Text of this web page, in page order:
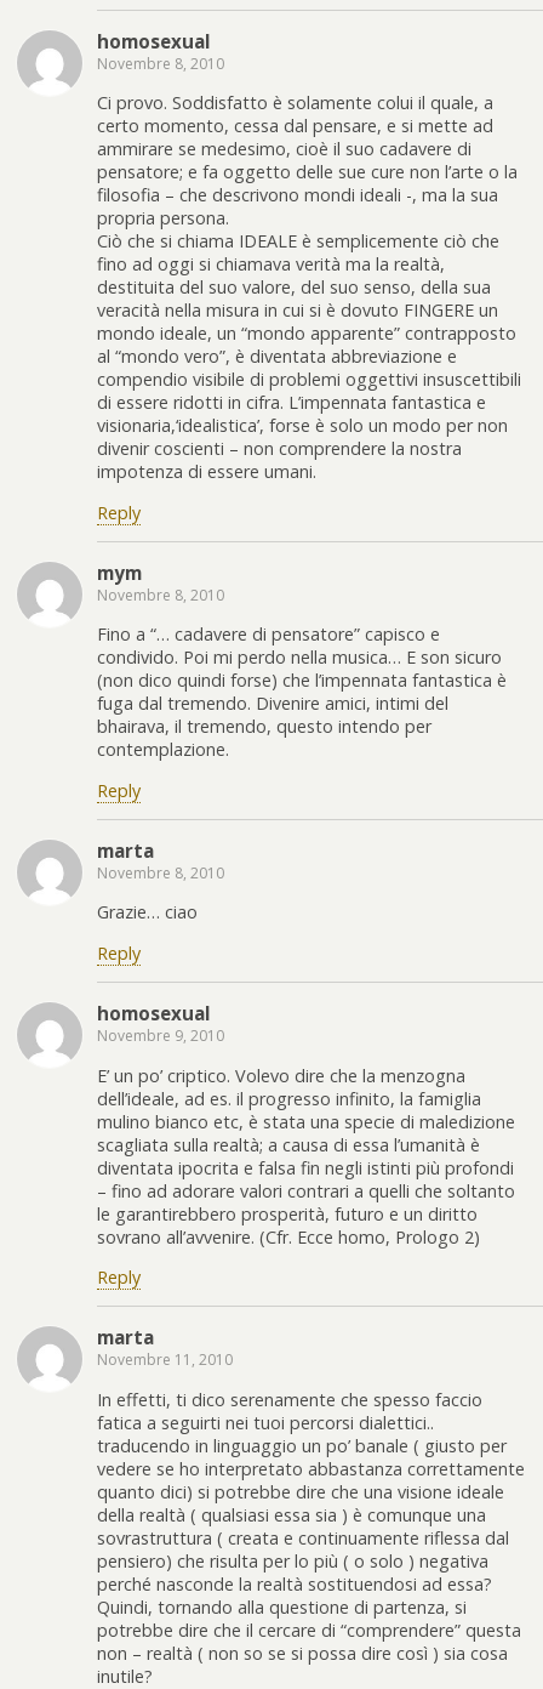
homosexual
Novembre 8, 2010
Ci provo. Soddisfatto è solamente colui il quale, a
certo momento, cessa dal pensare, e si mette ad
ammirare se medesimo, cioè il suo cadavere di
pensatore; e fa oggetto delle sue cure non l’arte o la
filosofia – che descrivono mondi ideali -, ma la sua
propria persona.
Ciò che si chiama IDEALE è semplicemente ciò che
fino ad oggi si chiamava verità ma la realtà,
destituita del suo valore, del suo senso, della sua
veracità nella misura in cui si è dovuto FINGERE un
mondo ideale, un “mondo apparente” contrapposto
al “mondo vero”, è diventata abbreviazione e
compendio visibile di problemi oggettivi insuscettibili
di essere ridotti in cifra. L’impennata fantastica e
visionaria,‘idealistica’, forse è solo un modo per non
divenir coscienti – non comprendere la nostra
impotenza di essere umani.
Reply
mym
Novembre 8, 2010
Fino a “… cadavere di pensatore” capisco e
condivido. Poi mi perdo nella musica… E son sicuro
(non dico quindi forse) che l’impennata fantastica è
fuga dal tremendo. Divenire amici, intimi del
bhairava, il tremendo, questo intendo per
contemplazione.
Reply
marta
Novembre 8, 2010
Grazie… ciao
Reply
homosexual
Novembre 9, 2010
E’ un po’ criptico. Volevo dire che la menzogna
dell’ideale, ad es. il progresso infinito, la famiglia
mulino bianco etc, è stata una specie di maledizione
scagliata sulla realtà; a causa di essa l’umanità è
diventata ipocrita e falsa fin negli istinti più profondi
– fino ad adorare valori contrari a quelli che soltanto
le garantirebbero prosperità, futuro e un diritto
sovrano all’avvenire. (Cfr. Ecce homo, Prologo 2)
Reply
marta
Novembre 11, 2010
In effetti, ti dico serenamente che spesso faccio
fatica a seguirti nei tuoi percorsi dialettici..
traducendo in linguaggio un po’ banale ( giusto per
vedere se ho interpretato abbastanza correttamente
quanto dici) si potrebbe dire che una visione ideale
della realtà ( qualsiasi essa sia ) è comunque una
sovrastruttura ( creata e continuamente riflessa dal
pensiero) che risulta per lo più ( o solo ) negativa
perché nasconde la realtà sostituendosi ad essa?
Quindi, tornando alla questione di partenza, si
potrebbe dire che il cercare di “comprendere” questa
non – realtà ( non so se si possa dire così ) sia cosa
inutile?